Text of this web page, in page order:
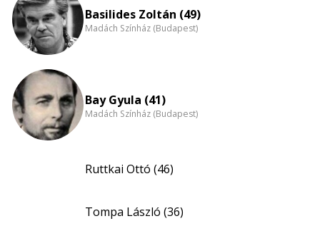
Basilides Zoltán (49)
Madách Színház (Budapest)
Bay Gyula (41)
Madách Színház (Budapest)
Ruttkai Ottó (46)
Tompa László (36)